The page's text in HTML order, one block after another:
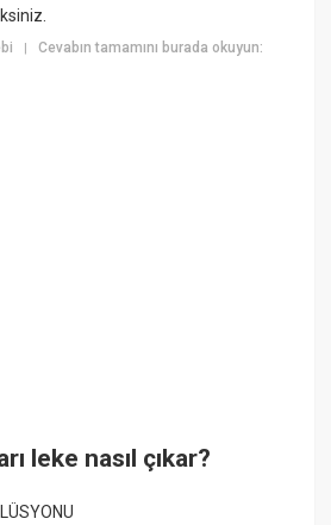
|Cevabın tamamını burada okuyun:
leke nasıl çıkar?